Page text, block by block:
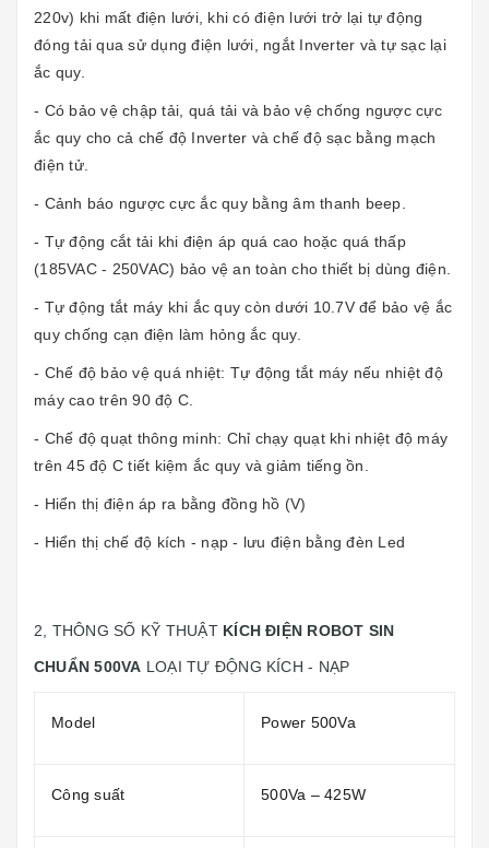
220v) khi mất điện lưới, khi có điện lưới trở lại tự động
đóng tải qua sử dụng điện lưới, ngắt Inverter và tự sạc lại
ắc quy.
- Có bảo vệ chập tải, quá tải và bảo vệ chống ngược cực
ắc quy cho cả chế độ Inverter và chế độ sạc bằng mạch
điện tử.
- Cảnh báo ngược cực ắc quy bằng âm thanh beep.
- Tự động cắt tải khi điện áp quá cao hoặc quá thấp
(185VAC - 250VAC) bảo vệ an toàn cho thiết bị dùng điện.
- Tự động tắt máy khi ắc quy còn dưới 10.7V để bảo vệ ắc
quy chống cạn điện làm hỏng ắc quy.
- Chế độ bảo vệ quá nhiệt: Tự động tắt máy nếu nhiệt độ
máy cao trên 90 độ C.
- Chế độ quạt thông minh: Chỉ chạy quạt khi nhiệt độ máy
trên 45 độ C tiết kiệm ắc quy và giảm tiếng ồn.
- Hiển thị điện áp ra bằng đồng hồ (V)
- Hiển thị chế độ kích - nạp - lưu điện bằng đèn Led
2, THÔNG SỐ KỸ THUẬT KÍCH ĐIỆN ROBOT SIN
CHUẨN 500VA LOẠI TỰ ĐỘNG KÍCH - NẠP
Model Power 500Va
Công suất 500Va – 425W